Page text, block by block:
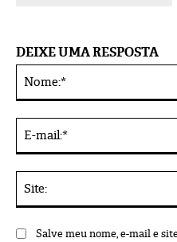
DEIXE UMA RESPOSTA
Salve meu nome, e-mail e